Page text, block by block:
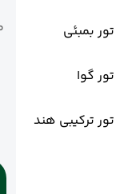
تور بمبئی
تور گوا
تور ترکیبی هند